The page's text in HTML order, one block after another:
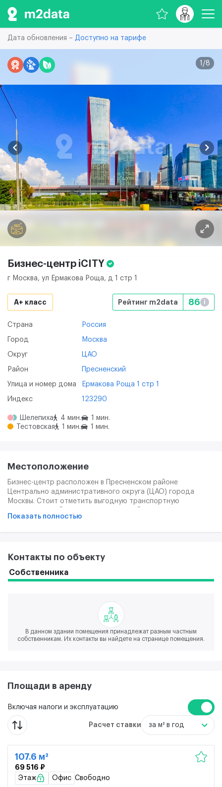
Дата обновления – Доступно на тарифе
1 /8
Бизнес-центр iCITY
г Москва, ул Ермакова Роща, д 1 стр 1
A+ класс Рейтинг m2data 86 i
Страна Россия
Город Москва
Округ ЦАО
Район Пресненский
Улица и номер дома Ермакова Роща 1 стр 1
Индекс 123290
Шелепиха 4 мин.
1 мин.
Тестовская
1 мин. 1 мин.
Местоположение
Бизнес-центр расположен в Пресненском районе
Центрально административного округа (ЦАО) города
Москвы. Стоит отметить выгодную транспортную
выезд на ТТК и Звенигородское шоссе. Также рядом с
Показать полностью
Контакты по объекту
Собственника
В данном здании помещения принадлежат разным частным
собственникам. Их контакты вы найдете на странице помещения.
Площади в аренду
Расчет ставки за м² в год
Включая налоги и эксплуатацию
107.6 м²
69 516 ₽
Этаж
Офис Свободно